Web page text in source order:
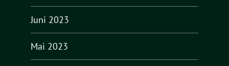
Juni 2023
Mai 2023